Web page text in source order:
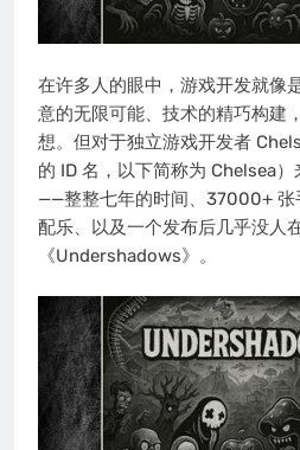
在许多人的眼中，游戏开发就像
意的无限可能、技术的精巧构建
想。但对于独立游戏开发者
的 ID 名，以下简称为 Chelsea
——整整七年的时间、37000+ 张
配乐、以及一个发布后几乎没人
《Undershadows》。